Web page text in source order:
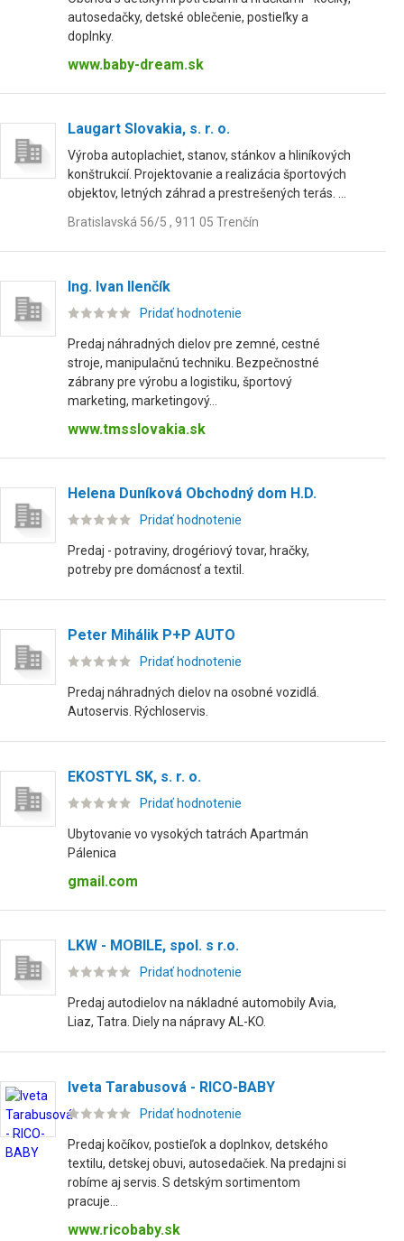
autosedačky, detské oblečenie, postieľky a
doplnky.
www.baby-dream.sk
Laugart Slovakia, s. r. o.
Výroba autoplachiet, stanov, stánkov a hliníkových
konštrukcií. Projektovanie a realizácia športových
objektov, letných záhrad a prestrešených terás. ...
Bratislavská 56/5 , 911 05 Trenčín
Ing. Ivan Ilenčík
Pridať hodnotenie
Predaj náhradných dielov pre zemné, cestné
stroje, manipulačnú techniku. Bezpečnostné
zábrany pre výrobu a logistiku, športový
marketing, marketingový...
www.tmsslovakia.sk
Helena Duníková Obchodný dom H.D.
Pridať hodnotenie
Predaj - potraviny, drogériový tovar, hračky,
potreby pre domácnosť a textil.
Peter Mihálik P+P AUTO
Pridať hodnotenie
Predaj náhradných dielov na osobné vozidlá.
Autoservis. Rýchloservis.
EKOSTYL SK, s. r. o.
Pridať hodnotenie
Ubytovanie vo vysokých tatrách Apartmán
Pálenica
gmail.com
LKW - MOBILE, spol. s r.o.
Pridať hodnotenie
Predaj autodielov na nákladné automobily Avia,
Liaz, Tatra. Diely na nápravy AL-KO.
Iveta Tarabusová - RICO-BABY
Pridať hodnotenie
Predaj kočíkov, postieľok a doplnkov, detského
textilu, detskej obuvi, autosedačiek. Na predajni si
robíme aj servis. S detským sortimentom
pracuje...
www.ricobaby.sk